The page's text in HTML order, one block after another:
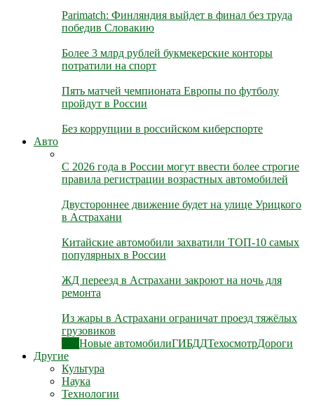
Parimatch: Финляндия выйдет в финал без труда
победив Словакию
Более 3 млрд рублей букмекерские конторы
потратили на спорт
Пять матчей чемпионата Европы по футболу
пройдут в России
Без коррупции в российском киберспорте
Авто
С 2026 года в России могут ввести более строгие
правила регистрации возрастных автомобилей
Двустороннее движение будет на улице Урицкого
в Астрахани
Китайские автомобили захватили ТОП-10 самых
популярных в России
ЖД переезд в Астрахани закроют на ночь для
ремонта
Из жары в Астрахани ограничат проезд тяжёлых
грузовиков
Новые автомобилиГИБДДТехосмотрДороги
Другие
Культура
Наука
Технологии